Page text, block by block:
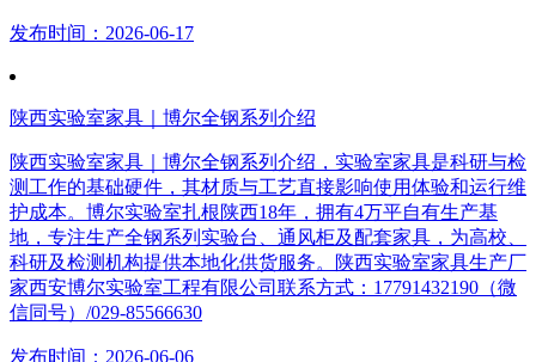
发布时间：2026-06-17
陕西实验室家具｜博尔全钢系列介绍
陕西实验室家具｜博尔全钢系列介绍，实验室家具是科研与检
测工作的基础硬件，其材质与工艺直接影响使用体验和运行维
护成本。博尔实验室扎根陕西18年，拥有4万平自有生产基
地，专注生产全钢系列实验台、通风柜及配套家具，为高校、
科研及检测机构提供本地化供货服务。陕西实验室家具生产厂
家西安博尔实验室工程有限公司联系方式：17791432190（微
信同号）/029-85566630
发布时间：2026-06-06